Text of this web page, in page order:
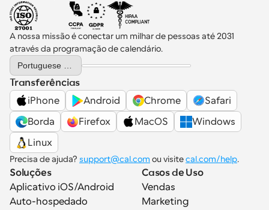
A nossa missão é conectar um milhar de pessoas até 2031
através da programação de calendário.
Select Language
Transferências
iPhone
Android Chrome
Safari
Borda
Firefox MacOS
Windows
Linux
Precisa de ajuda? support@cal.com ou visite cal.com/help.
Soluções
Aplicativo iOS/Android
Auto-hospedado
Casos de Uso
Vendas
Marketing